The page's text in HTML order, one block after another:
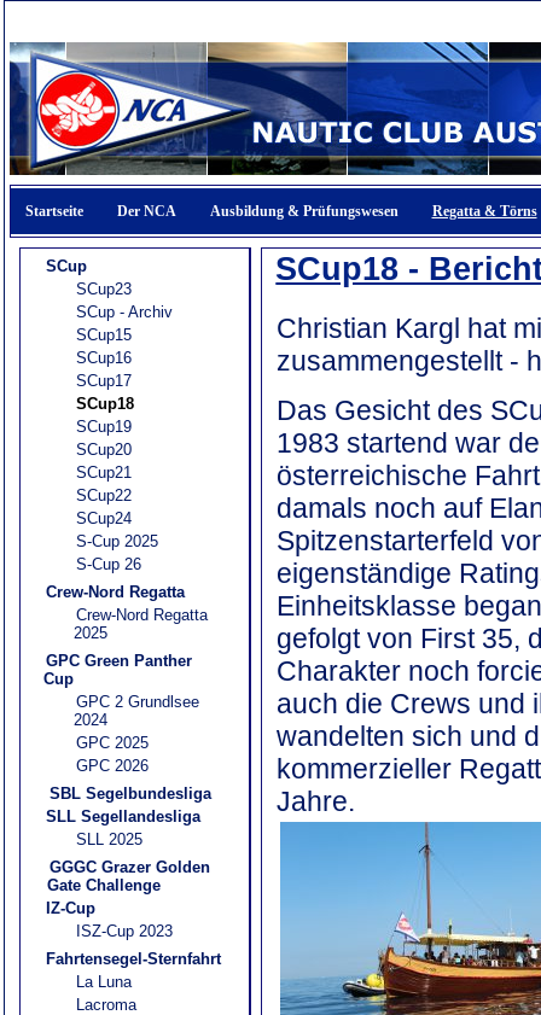
Startseite Der NCA Ausbildung & Prüfungswesen Regatta & Törns
SCup
SCup23
SCup - Archiv
SCup15
SCup16
SCup17
SCup18
SCup19
SCup20
SCup21
SCup22
SCup24
S-Cup 2025
S-Cup 26
Crew-Nord Regatta
Crew-Nord Regatta
2025
GPC Green Panther
Cup
GPC 2 Grundlsee
2024
GPC 2025
GPC 2026
SBL Segelbundesliga
SLL Segellandesliga
SLL 2025
GGGC Grazer Golden
Gate Challenge
IZ-Cup
ISZ-Cup 2023
Fahrtensegel-Sternfahrt
La Luna
Lacroma
SCup18 -
Christian Kargl hat
zusammengestellt -
Das Gesicht des
1983 startend war
österreichische
damals noch auf
Spitzenstarterfeld
eigenständige
Einheitsklasse
gefolgt von First 35,
Charakter noch
auch die Crews und
wandelten sich und
kommerzieller
Jahre.